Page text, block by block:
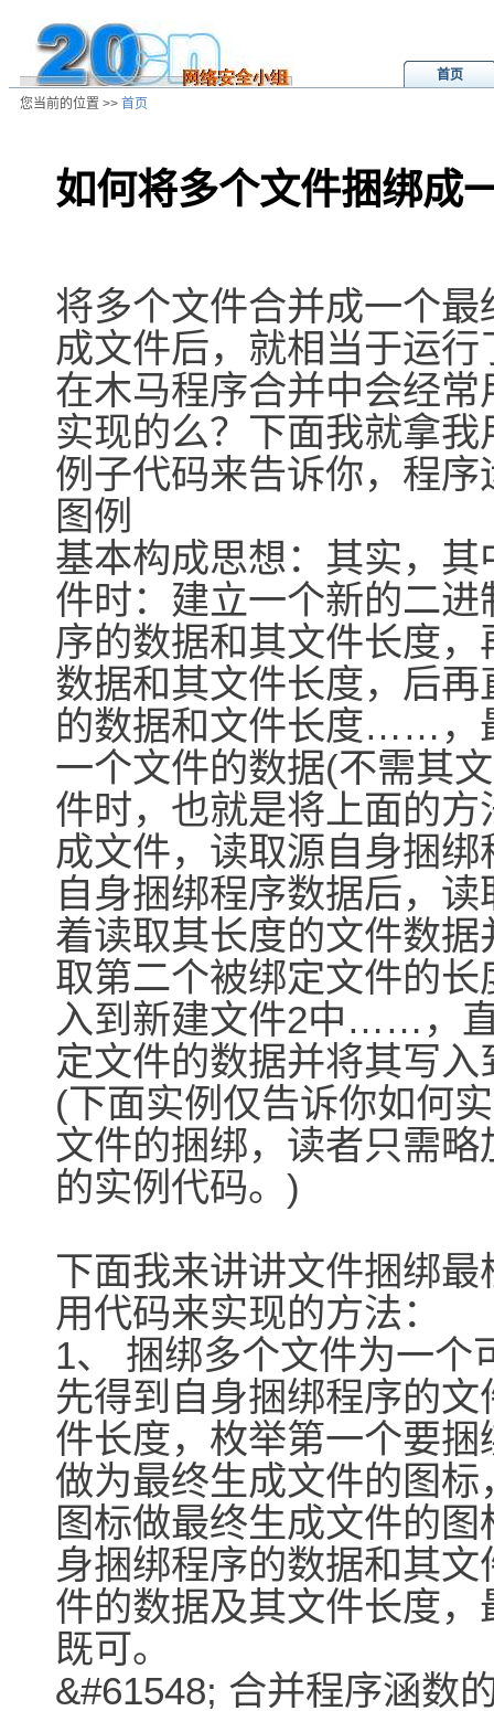
首页
您当前的位置 >> 首页
如何将多个文件捆绑成
将多个文件合并成一个
成文件后，就相当于运
在木马程序合并中会经
实现的么？下面我就拿
例子代码来告诉你，程
图例
基本构成思想：其实，
件时：建立一个新的二
序的数据和其文件长度
数据和其文件长度，后
的数据和文件长度……，
一个文件的数据(不需其
件时，也就是将上面的
成文件，读取源自身捆
自身捆绑程序数据后，
着读取其长度的文件数
取第二个被绑定文件的
入到新建文件2中……，
定文件的数据并将其写
(下面实例仅告诉你如何
文件的捆绑，读者只需
的实例代码。)
下面我来讲讲文件捆绑
用代码来实现的方法：
1、 捆绑多个文件为一个
先得到自身捆绑程序的
件长度，枚举第一个要
做为最终生成文件的图
图标做最终生成文件的
身捆绑程序的数据和其
件的数据及其文件长度
既可。
&#61548; 合并程序涵数